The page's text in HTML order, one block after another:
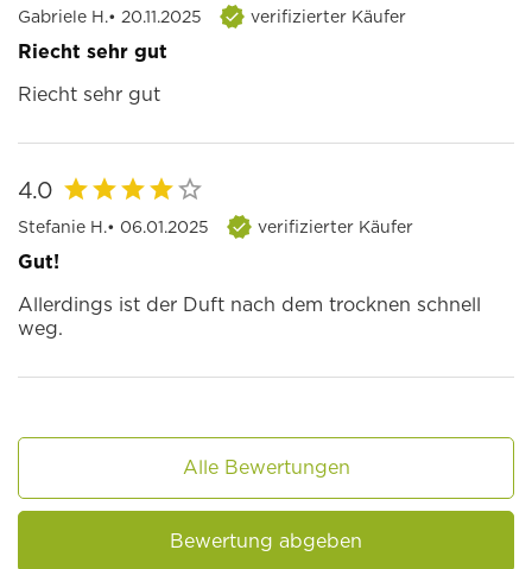
Gabriele H.• 20.11.2025 verifizierter Käufer
Riecht sehr gut
Riecht sehr gut
4.0
Stefanie H.• 06.01.2025 verifizierter Käufer
Gut!
Allerdings ist der Duft nach dem trocknen schnell
weg.
Alle Bewertungen
Bewertung abgeben